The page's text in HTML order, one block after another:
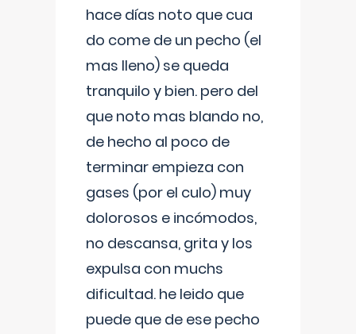
hace días noto que cua
do come de un pecho (el
mas lleno) se queda
tranquilo y bien. pero del
que noto mas blando no,
de hecho al poco de
terminar empieza con
gases (por el culo) muy
dolorosos e incómodos,
no descansa, grita y los
expulsa con muchs
dificultad. he leido que
puede que de ese pecho